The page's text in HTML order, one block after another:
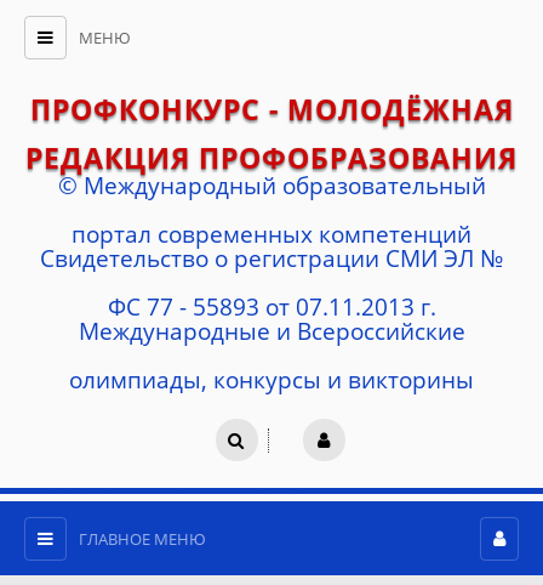
МЕНЮ
ПРОФКОНКУРС - МОЛОДЁЖНАЯ
РЕДАКЦИЯ ПРОФОБРАЗОВАНИЯ
© Международный образовательный
портал современных компетенций
Cвидетельство о регистрации СМИ ЭЛ №
ФС 77 - 55893 от 07.11.2013 г.
Международные и Всероссийские
олимпиады, конкурсы и викторины
ГЛАВНОЕ МЕНЮ